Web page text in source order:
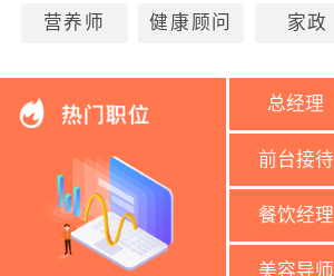
营养师 健康顾问 家政
总经理
前台接待
餐饮经理
美容导师